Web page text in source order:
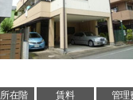
所在階 賃料 管理